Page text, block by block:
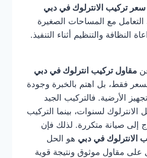
سعر تركيب الانترلوك في دبي
التعامل مع المساحات الصغيرة
النظافة والتنظيم أثناء التنفيذ.
مقاول تركيب انترلوك في دبي
فقط، بل اهتم بالخبرة وجودة
الأرضية. فالتركيب الجيد
لسنوات، بينما التركيب
إلى صيانة متكررة. لذلك فإن
الانترلوك في دبي هو الحل
على مقاول موثوق ونتيجة قوية